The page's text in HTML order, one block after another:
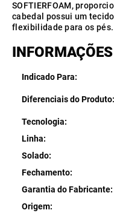
SOFTIERFOAM,
cabedal possui um
flexibilidade para os pés.
Indicado Para
Diferenciais do Produto
Tecnologia
Linha
Solado
Fechamento
Garantia do Fabricante
Origem